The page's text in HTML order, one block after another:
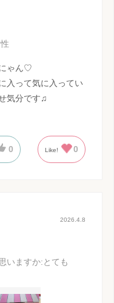
ゃん♡
入って気に入ってい
気分です♫
0 Like! 0
2026.4.8
いますか:とても